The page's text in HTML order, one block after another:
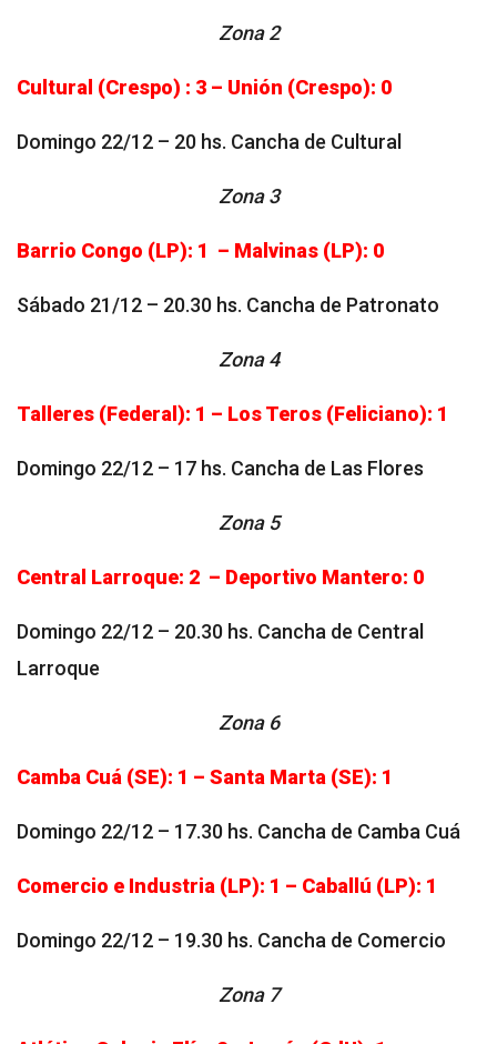
Zona 2
Cultural (Crespo) : 3 – Unión (Crespo): 0
Domingo 22/12 – 20 hs. Cancha de Cultural
Zona 3
Barrio Congo (LP): 1 – Malvinas (LP): 0
Sábado 21/12 – 20.30 hs. Cancha de Patronato
Zona 4
Talleres (Federal): 1 – Los Teros (Feliciano): 1
Domingo 22/12 – 17 hs. Cancha de Las Flores
Zona 5
Central Larroque: 2 – Deportivo Mantero: 0
Domingo 22/12 – 20.30 hs. Cancha de Central
Larroque
Zona 6
Camba Cuá (SE): 1 – Santa Marta (SE): 1
Domingo 22/12 – 17.30 hs. Cancha de Camba Cuá
Comercio e Industria (LP): 1 – Caballú (LP): 1
Domingo 22/12 – 19.30 hs. Cancha de Comercio
Zona 7